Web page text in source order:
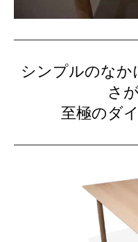
シンプルのなか
さ
至極のダ